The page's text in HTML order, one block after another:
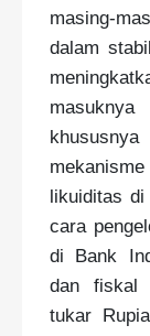
masing-
dalam
likuiditas di
cara
di Bank
dan fiskal
tukar